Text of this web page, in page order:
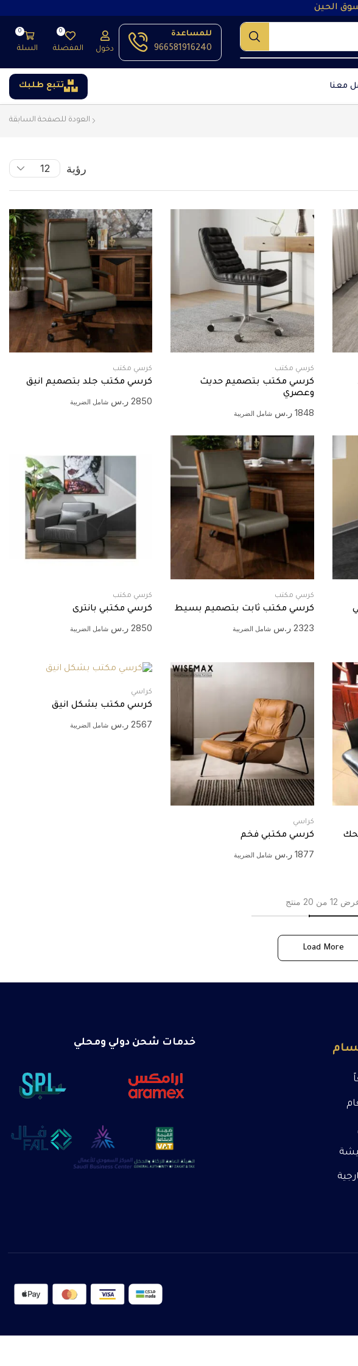
الحين
للمساعدة
966581916240 دخول
0
المفضلة
0
السلة
معنا تتبع طلبك
العودة للصفحة السابقة
رؤية
كرسي مكتب
كرسي مكتب بتصميم حديث
وعصري
1848 ر.س شامل الضريبة
كرسي مكتب
كرسي مكتب جلد بتصميم انيق
2850 ر.س شامل الضريبة
كرسي مكتب
كرسي مكتب ثابت بتصميم بسيط
2323 ر.س شامل الضريبة
كرسي مكتب
كرسي مكتبي بانترى
2850 ر.س شامل الضريبة
كراسي
كرسي مكتبي فخم
1877 ر.س شامل الضريبة
كراسي
كرسي مكتب بشكل انيق
2567 ر.س شامل الضريبة
12 من 20 منتج
Load More
خدمات شحن دولي ومحلي